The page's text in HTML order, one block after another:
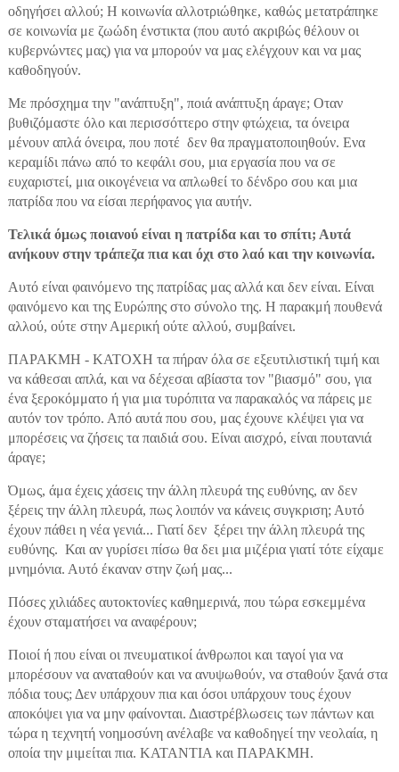
οδηγήσει αλλού; Η κοινωνία αλλοτριώθηκε, καθώς μετατράπηκε
σε κοινωνία με ζωώδη ένστικτα (που αυτό ακριβώς θέλουν οι
κυβερνώντες μας) για να μπορούν να μας ελέγχουν και να μας
καθοδηγούν.
Με πρόσχημα την "ανάπτυξη", ποιά ανάπτυξη άραγε; Οταν
βυθιζόμαστε όλο και περισσόττερο στην φτώχεια, τα όνειρα
μένουν απλά όνειρα, που ποτέ δεν θα πραγματοποιηθούν. Ενα
κεραμίδι πάνω από το κεφάλι σου, μια εργασία που να σε
ευχαριστεί, μια οικογένεια να απλωθεί το δένδρο σου και μια
πατρίδα που να είσαι περήφανος για αυτήν.
Τελικά όμως ποιανού είναι η πατρίδα και το σπίτι; Αυτά
ανήκουν στην τράπεζα πια και όχι στο λαό και την κοινωνία.
Αυτό είναι φαινόμενο της πατρίδας μας αλλά και δεν είναι. Είναι
φαινόμενο και της Ευρώπης στο σύνολο της. Η παρακμή πουθενά
αλλού, ούτε στην Αμερική ούτε αλλού, συμβαίνει.
ΠΑΡΑΚΜΗ - ΚΑΤΟΧΗ τα πήραν όλα σε εξευτιλιστική τιμή και
να κάθεσαι απλά, και να δέχεσαι αβίαστα τον "βιασμό" σου, για
ένα ξεροκόμματο ή για μια τυρόπιτα να παρακαλός να πάρεις με
αυτόν τον τρόπο. Από αυτά που σου, μας έχουνε κλέψει για να
μπορέσεις να ζήσεις τα παιδιά σου. Είναι αισχρό, είναι πουτανιά
άραγε;
Όμως, άμα έχεις χάσεις την άλλη πλευρά της ευθύνης, αν δεν
ξέρεις την άλλη πλευρά, πως λοιπόν να κάνεις συγκριση; Αυτό
έχουν πάθει η νέα γενιά... Γιατί δεν ξέρει την άλλη πλευρά της
ευθύνης. Και αν γυρίσει πίσω θα δει μια μιζέρια γιατί τότε είχαμε
μνημόνια. Αυτό έκαναν στην ζωή μας...
Πόσες χιλιάδες αυτοκτονίες καθημερινά, που τώρα εσκεμμένα
έχουν σταματήσει να αναφέρουν;
Ποιοί ή που είναι οι πνευματικοί άνθρωποι και ταγοί για να
μπορέσουν να αναταθούν και να ανυψωθούν, να σταθούν ξανά στα
πόδια τους; Δεν υπάρχουν πια και όσοι υπάρχουν τους έχουν
αποκόψει για να μην φαίνονται. Διαστρέβλωσεις των πάντων και
τώρα η τεχνητή νοημοσύνη ανέλαβε να καθοδηγεί την νεολαία, η
οποία την μιμείται πια. ΚΑΤΑΝΤΙΑ και ΠΑΡΑΚΜΗ.